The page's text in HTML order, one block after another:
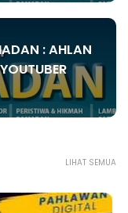
: AHLAN
LIHAT SEMUA